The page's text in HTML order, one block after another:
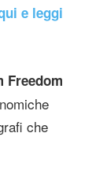
e leggi
Freedom
che